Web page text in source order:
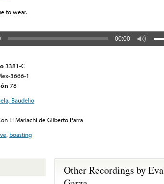
to wear.
00:00
3381-C
3666-1
78
Baudelio
El Mariachi de Gilberto Parra
, boasting
Other Recordings by Eva